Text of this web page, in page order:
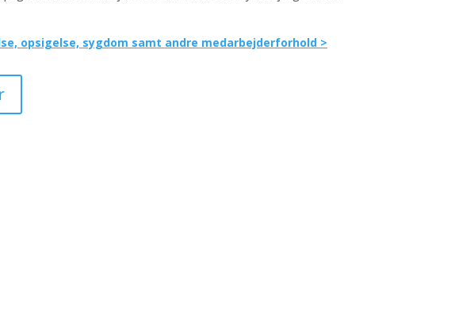
opsigelse, sygdom samt andre medarbejderforhold >